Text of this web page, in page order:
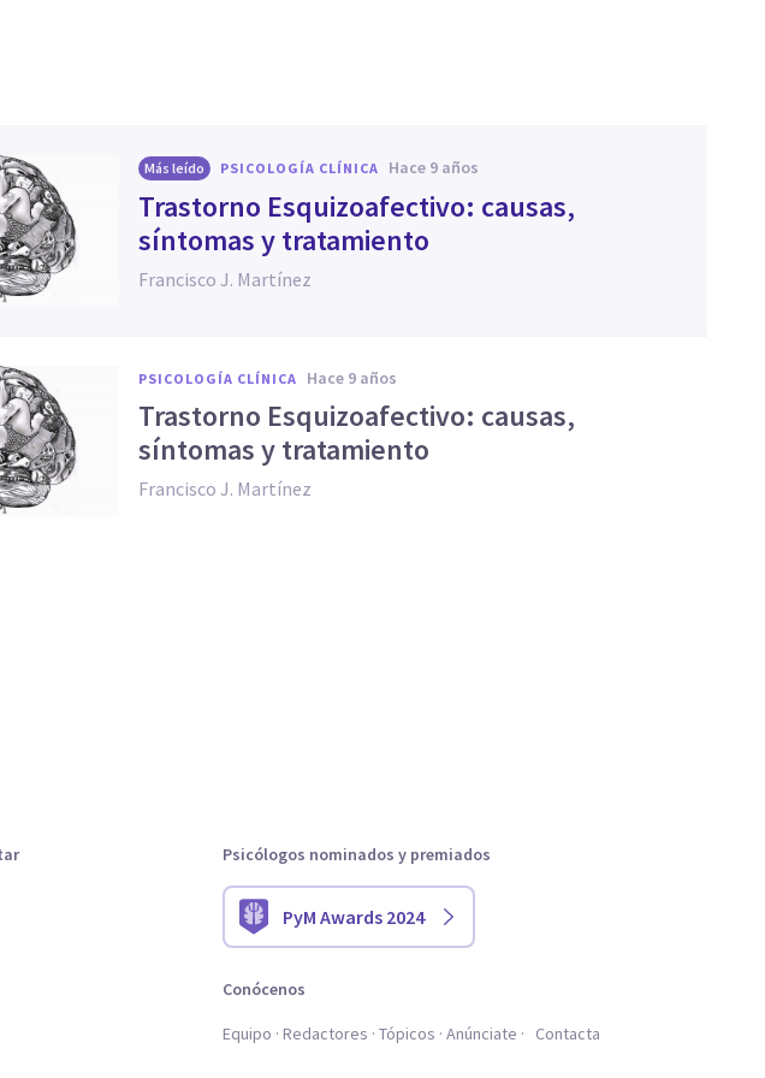
Más leído PSICOLOGÍA CLÍNICA hace 9 años
​Trastorno Esquizoafectivo: causas,
síntomas y tratamiento
Francisco J. Martínez
PSICOLOGÍA CLÍNICA hace 9 años
​Trastorno Esquizoafectivo: causas,
síntomas y tratamiento
Francisco J. Martínez
Psicólogos nominados y premiados
PyM Awards 2024
Conócenos
Equipo Redactores Tópicos Anúnciate Contacta